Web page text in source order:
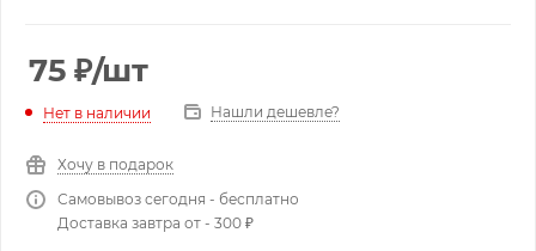
75 ₽/шт
Нет в наличии Нашли дешевле?
Хочу в подарок
Самовывоз сегодня - бесплатно
Доставка завтра от - 300 ₽